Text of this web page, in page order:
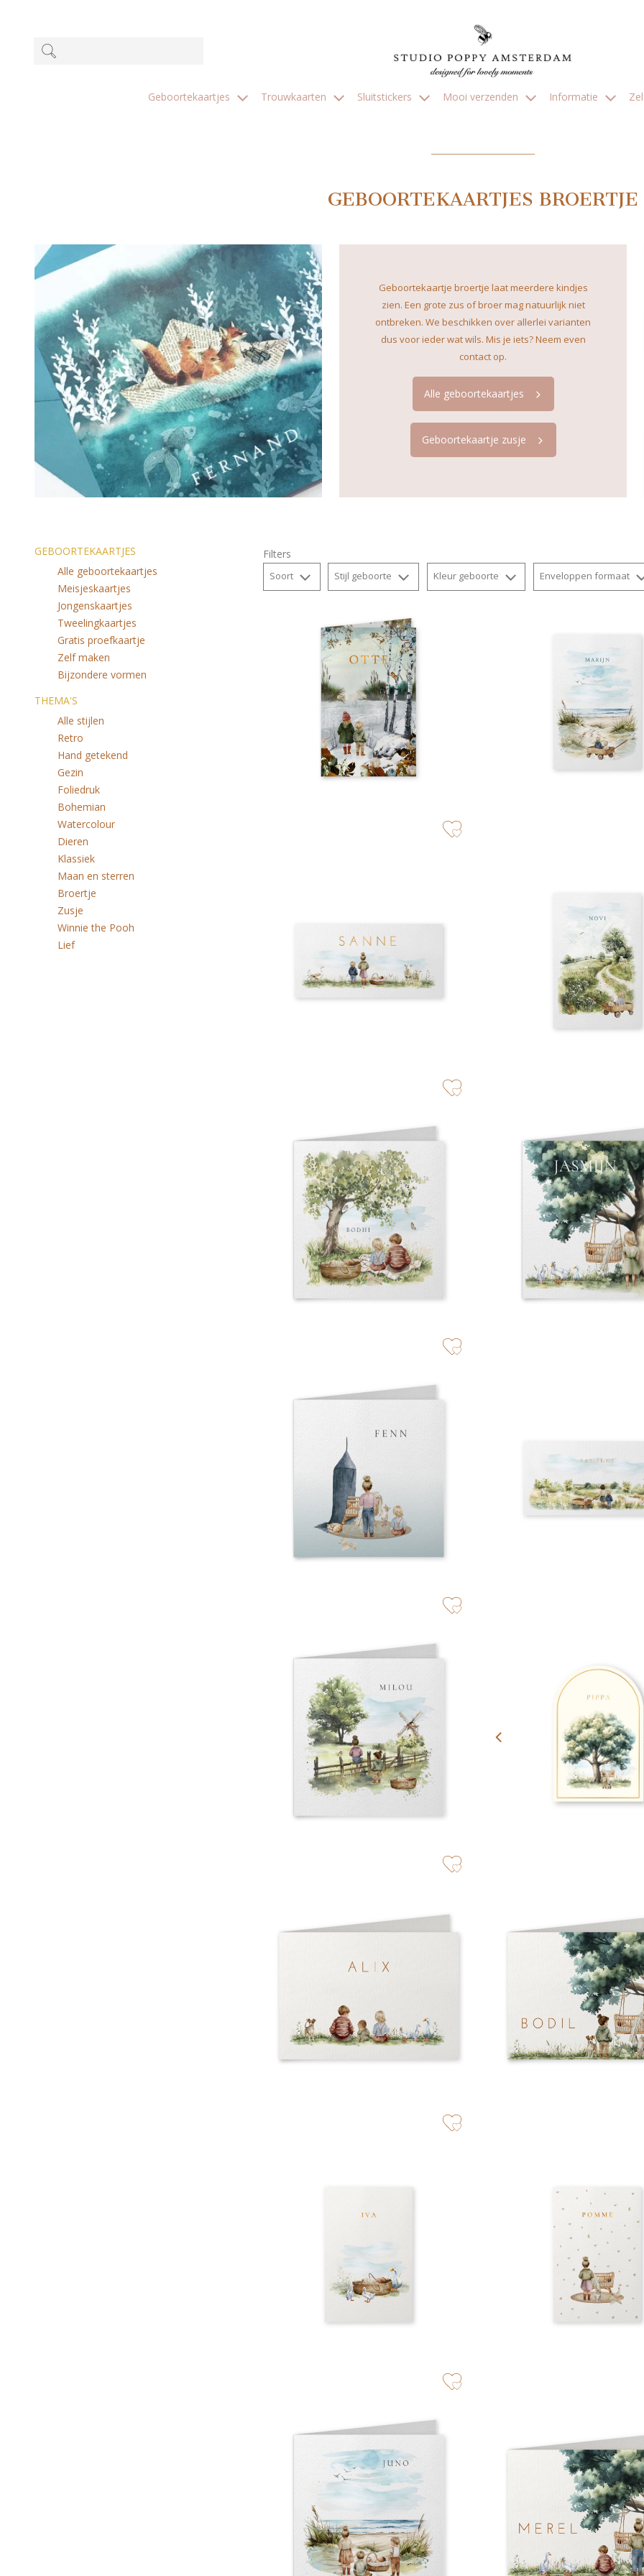
Geboortekaartjes Trouwkaarten Sluitstickers Mooi verzenden Informatie
GEBOORTEKAARTJES BROERTJE
Geboortekaartje broertje laat meerdere kindjes
zien. Een grote zus of broer mag natuurlijk niet
ontbreken. We beschikken over allerlei varianten
dus voor ieder wat wils. Mis je iets? Neem even
contact op.
Alle geboortekaartjes
Geboortekaartje zusje
GEBOORTEKAARTJES
Alle geboortekaartjes
Meisjeskaartjes
Jongenskaartjes
Tweelingkaartjes
Gratis proefkaartje
Zelf maken
Bijzondere vormen
THEMA'S
Alle stijlen
Retro
Hand getekend
Gezin
Foliedruk
Bohemian
Watercolour
Dieren
Klassiek
Maan en sterren
Broertje
Zusje
Winnie the Pooh
Lief
Filters
Soort Stijl geboorte Kleur geboorte Enveloppen formaat
zet op verlanglijstje
zet op verlanglijstje
zet op verlanglijstje
zet op verlanglijstje
zet op verlanglijstje
zet op verlanglijstje
zet op verlanglijstje